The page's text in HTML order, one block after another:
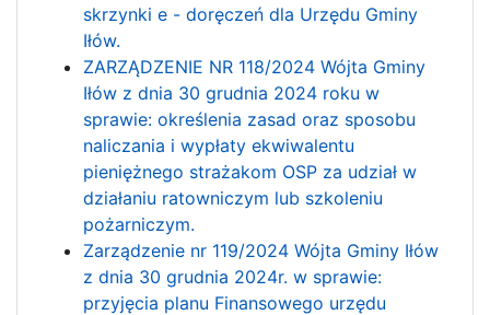
skrzynki e - doręczeń dla Urzędu Gminy
Iłów.
ZARZĄDZENIE NR 118/2024 Wójta Gminy
Iłów z dnia 30 grudnia 2024 roku w
sprawie: określenia zasad oraz sposobu
naliczania i wypłaty ekwiwalentu
pieniężnego strażakom OSP za udział w
działaniu ratowniczym lub szkoleniu
pożarniczym.
Zarządzenie nr 119/2024 Wójta Gminy Iłów
z dnia 30 grudnia 2024r. w sprawie:
przyjęcia planu Finansowego urzędu